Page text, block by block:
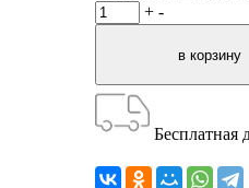
+ -
Бесплатная